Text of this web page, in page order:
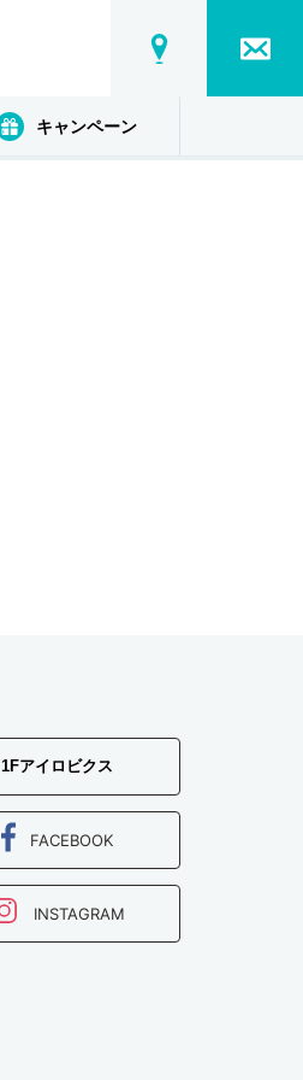
キャンペーン
1Fアイロビクス
FACEBOOK
INSTAGRAM